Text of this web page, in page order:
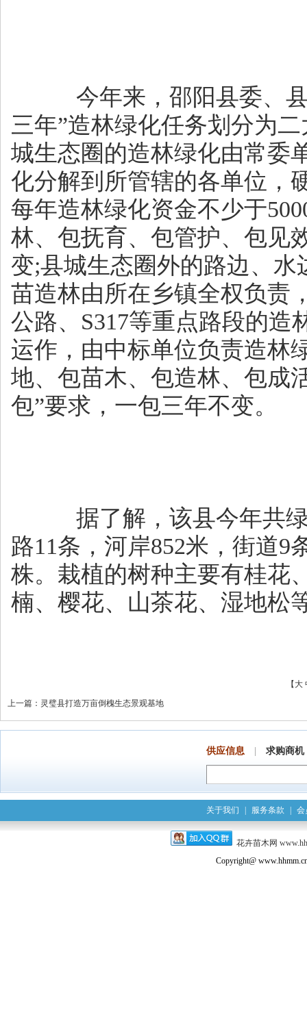
今年来，邵阳县委、县
三年”造林绿化任务划分为
城生态圈的造林绿化由常委
化分解到所管辖的各单位，
每年造林绿化资金不少于
林、包抚育、包管护、包见
变;县城生态圈外的路边、水
苗造林由所在乡镇全权负责
公路、S317等重点路段的造
运作，由中标单位负责造林
地、包苗木、包造林、包成
包”要求，一包三年不变。
据了解，该县今年共绿
路11条，河岸852米，街道9
株。栽植的树种主要有桂花
楠、樱花、山茶花、湿地松
【 大
上一篇 ： 灵璧县打造万亩倒槐生态景观基地
供应信息 求购商机
关于我们 服务条款 会
花卉苗木网
Copyright@